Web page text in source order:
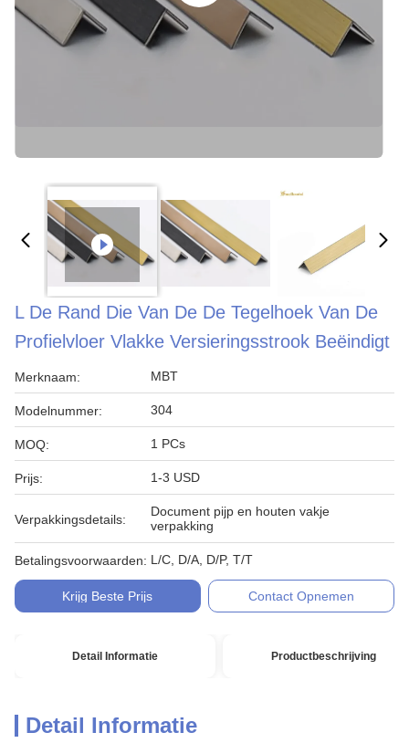
L De Rand Die Van De De Tegelhoek Van De
Profielvloer Vlakke Versieringsstrook Beëindigt
Merknaam: MBT
Modelnummer: 304
MOQ: 1 PCs
Prijs: 1-3 USD
Verpakkingsdetails:
Document pijp en houten vakje
verpakking
Betalingsvoorwaarden: L/C, D/A, D/P, T/T
Krijg Beste Prijs Contact Opnemen
Detail Informatie Productbeschrijving
Detail Informatie